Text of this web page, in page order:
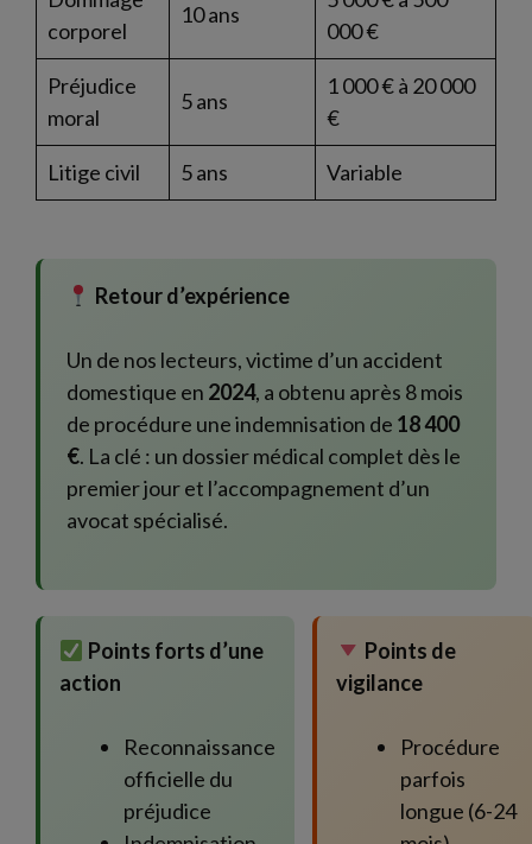
corporel
10 ans
000 €
Préjudice
moral
5 ans
1 000 € à 20 000
€
Litige civil 5 ans Variable
Retour d’expérience
Un de nos lecteurs, victime d’un accident
domestique en 2024, a obtenu après 8 mois
de procédure une indemnisation de 18 400
€. La clé : un dossier médical complet dès le
premier jour et l’accompagnement d’un
avocat spécialisé.
Points forts d’une
action
Reconnaissance
officielle du
préjudice
Points de
vigilance
Procédure
parfois
longue (6-24